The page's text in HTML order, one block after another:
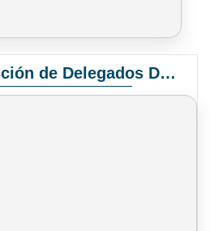
Convocatoria Elección de Delegados Docentes para el XIV Congreso Nacional de Universidades